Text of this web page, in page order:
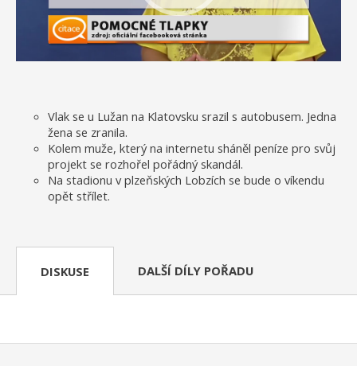
Vlak se u Lužan na Klatovsku srazil s autobusem. Jedna
žena se zranila.
Kolem muže, který na internetu sháněl peníze pro svůj
projekt se rozhořel pořádný skandál.
Na stadionu v plzeňských Lobzích se bude o víkendu
opět střílet.
DISKUSE DALŠÍ DÍLY POŘADU